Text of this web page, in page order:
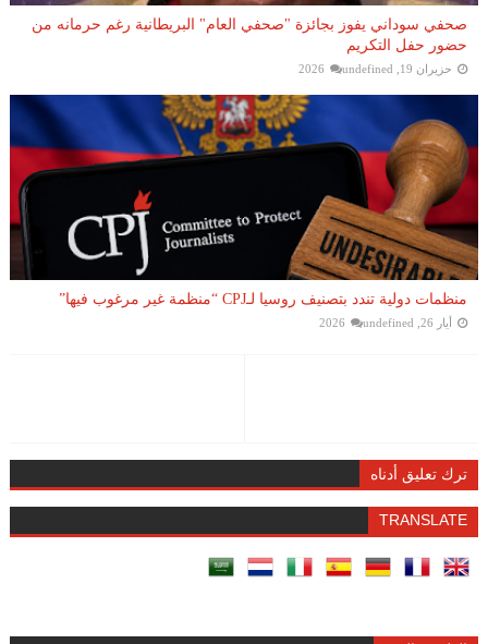
صحفي سوداني يفوز بجائزة "صحفي العام" البريطانية رغم حرمانه من
حضور حفل التكريم
حزيران 19, 2026 undefined
منظمات دولية تندد بتصنيف روسيا لـCPJ “منظمة غير مرغوب فيها”
أيار 26, 2026 undefined
ترك تعليق أدناه
TRANSLATE